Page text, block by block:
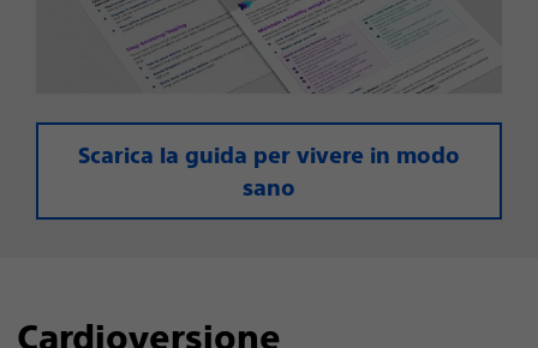
Scarica la guida per vivere in modo
sano
Cardioversione